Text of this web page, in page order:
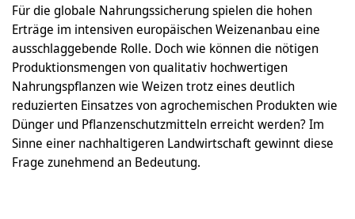
Für die globale Nahrungssicherung spielen die hohen
Erträge im intensiven europäischen Weizenanbau eine
ausschlaggebende Rolle. Doch wie können die nötigen
Produktionsmengen von qualitativ hochwertigen
Nahrungspflanzen wie Weizen trotz eines deutlich
reduzierten Einsatzes von agrochemischen Produkten wie
Dünger und Pflanzenschutzmitteln erreicht werden? Im
Sinne einer nachhaltigeren Landwirtschaft gewinnt diese
Frage zunehmend an Bedeutung.